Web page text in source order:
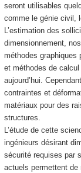
seront utilisables
comme le génie civil,
L’estimation des
dimensionnement,
méthodes graphiques
et méthodes de
aujourd’hui.
contraintes et
matériaux pour des
structures.
L’étude de cette
ingénieurs désirant
sécurité requises par
actuels permettent de